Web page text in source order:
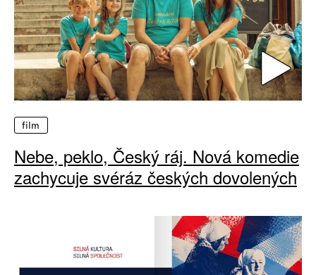
film
Nebe, peklo, Český ráj. Nová komedie
zachycuje svéráz českých dovolených